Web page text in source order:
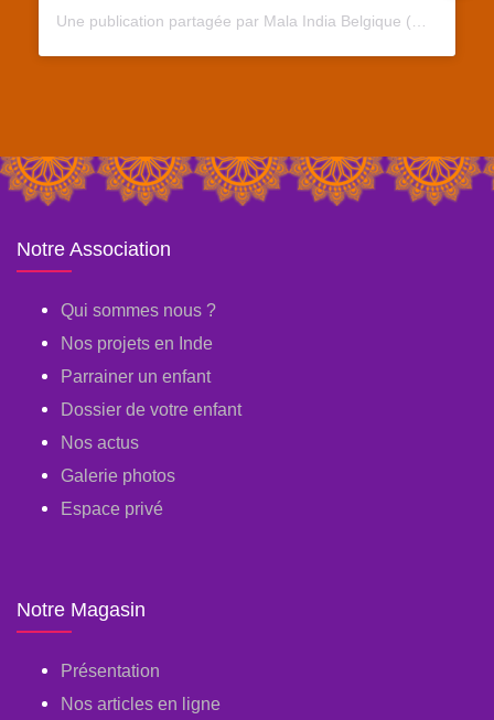
Notre Association
Qui sommes nous ?
Nos projets en Inde
Parrainer un enfant
Dossier de votre enfant
Nos actus
Galerie photos
Espace privé
Notre Magasin
Présentation
Nos articles en ligne